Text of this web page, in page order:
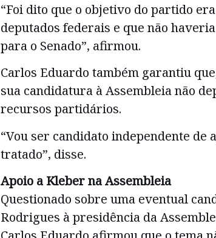
“Foi dito que o objetivo do partido
deputados federais e que não
para o Senado”, afirmou.
Carlos Eduardo também garantiu
sua candidatura à Assembleia não
recursos partidários.
“Vou ser candidato independente de
tratado”, disse.
Apoio a Kleber na Assembleia
Questionado sobre uma eventual
Rodrigues à presidência da